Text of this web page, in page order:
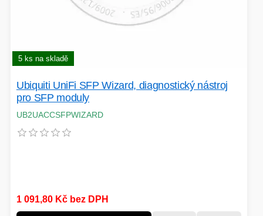
HERNÍ ROUTERY
CHYTRÁ ELEKTRONIKA
ADAPTÉRY USB/PCI
5 ks na skladě
Ubiquiti UniFi SFP Wizard, diagnostický nástroj
pro SFP moduly
UB2UACCSFPWIZARD
1 091,80 Kč bez DPH